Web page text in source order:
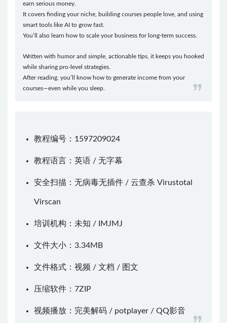
earn serious money.
It covers finding your niche, building courses people love, and using
smart tools like AI to grow fast.
You’ll also learn how to scale your business for long-term success.
Written with humor and simple, actionable tips, it keeps you hooked
while sharing pro-level strategies.
After reading, you’ll know how to generate income from your
courses—even while you sleep.
教程编号：1597209024
教程语言：英语 / 无字幕
安全扫描：无病毒无插件 / 云查杀 Virustotal
Virscan
培训机构：未知 / IMJMJ
文件大小：3.34MB
文件格式：视频 / 文档 / 图文
压缩软件： 7ZIP
视频播放： 完美解码 / potplayer / QQ影音